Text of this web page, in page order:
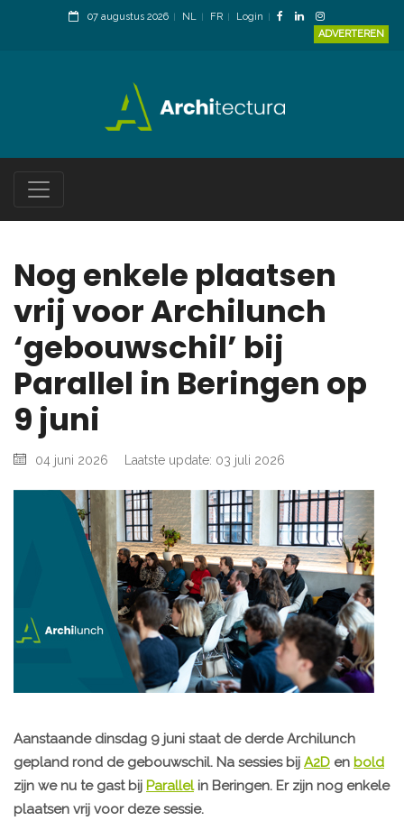
07 augustus 2026 NL FR
Login
ADVERTEREN
Nog enkele plaatsen
vrij voor Archilunch
‘gebouwschil’ bij
Parallel in Beringen op
9 juni
04 juni 2026 Laatste update: 03 juli 2026
Aanstaande dinsdag 9 juni staat de derde Archilunch
gepland rond de gebouwschil. Na sessies bij A2D en bold
zijn we nu te gast bij Parallelin Beringen. Er zijn nog enkele
plaatsen vrij voor deze sessie.